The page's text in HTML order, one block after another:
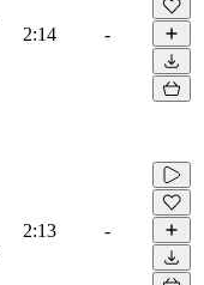
2:14 -
2:13 -